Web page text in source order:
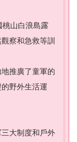
桃山白浪島露
察和急救等訓
推廣了童軍的
野外生活運
大制度和戶外